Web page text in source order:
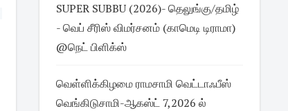
SUPER SUBBU (2026)- தெலுங்கு/தமிழ்
- வெப் சீரிஸ் விமர்சனம் (காமெடி டிராமா)
@நெட் பிளிக்ஸ்
வெள்ளிக்கிழமை ராமசாமி வெட்டாஃபீஸ்
வெங்கிடுசாமி-ஆகஸ்ட் 7,2026 ல்